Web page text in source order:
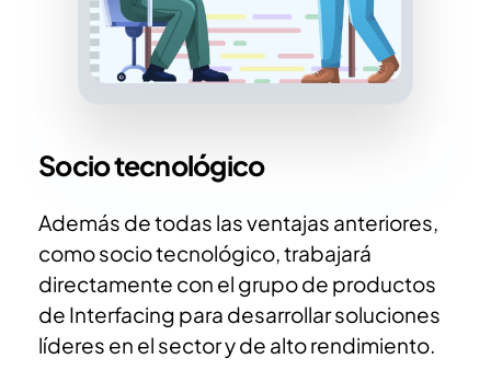
Socio tecnológico
Además de todas las ventajas anteriores,
como socio tecnológico, trabajará
directamente con el grupo de productos
de Interfacing para desarrollar soluciones
líderes en el sector y de alto rendimiento.